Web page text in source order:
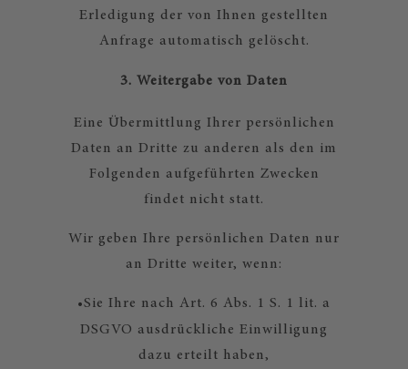
Erledigung der von Ihnen gestellten
Anfrage automatisch gelöscht.
3. Weitergabe von Daten
Eine Übermittlung Ihrer persönlichen
Daten an Dritte zu anderen als den im
Folgenden aufgeführten Zwecken
findet nicht statt.
Wir geben Ihre persönlichen Daten nur
an Dritte weiter, wenn:
•Sie Ihre nach Art. 6 Abs. 1 S. 1 lit. a
DSGVO ausdrückliche Einwilligung
dazu erteilt haben,